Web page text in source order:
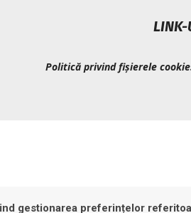
LINK-
Politică privind fișierele
gestionarea preferințelor